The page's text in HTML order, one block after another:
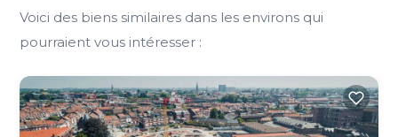
Voici des biens similaires dans les environs qui
pourraient vous intéresser :